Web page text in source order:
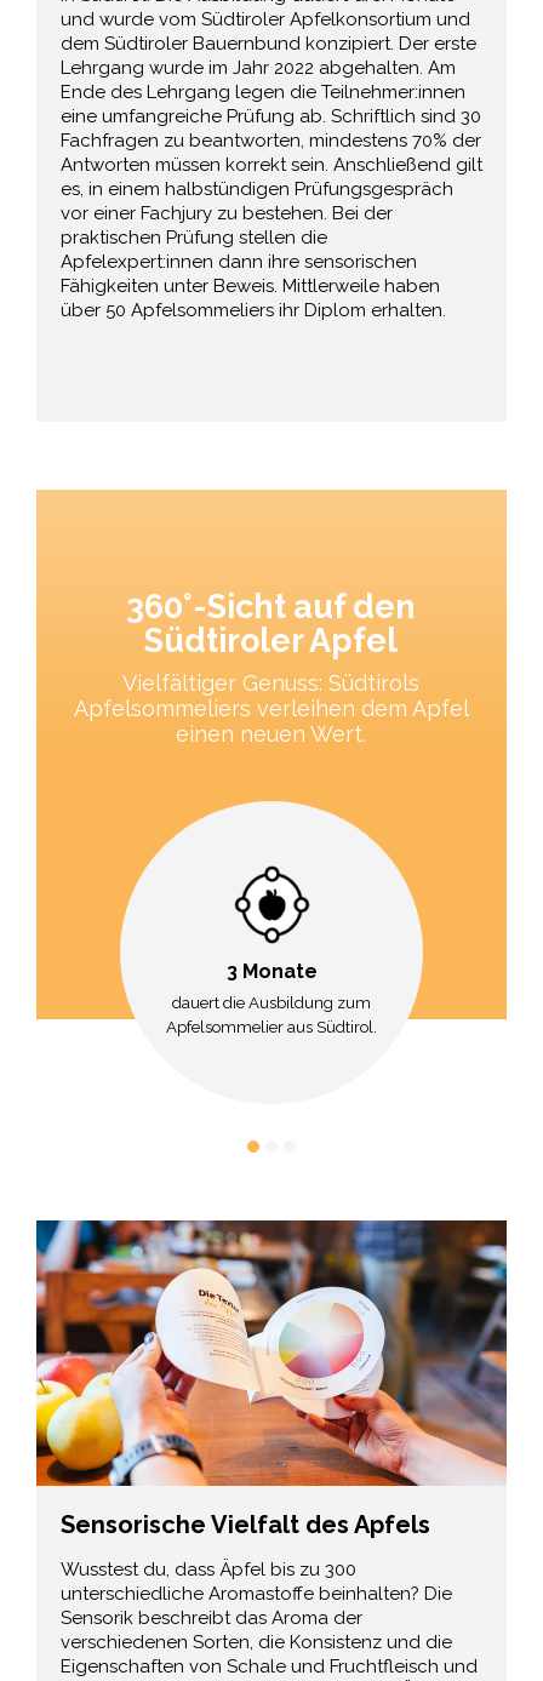
und wurde vom Südtiroler Apfelkonsortium und
dem Südtiroler Bauernbund konzipiert. Der erste
Lehrgang wurde im Jahr 2022 abgehalten. Am
Ende des Lehrgang legen die Teilnehmer:innen
eine umfangreiche Prüfung ab. Schriftlich sind 30
Fachfragen zu beantworten, mindestens 70% der
Antworten müssen korrekt sein. Anschließend gilt
es, in einem halbstündigen Prüfungsgespräch
vor einer Fachjury zu bestehen. Bei der
praktischen Prüfung stellen die
Apfelexpert:innen dann ihre sensorischen
Fähigkeiten unter Beweis. Mittlerweile haben
über 50 Apfelsommeliers ihr Diplom erhalten.
360°-Sicht auf den
Südtiroler Apfel
Vielfältiger Genuss: Südtirols
Apfelsommeliers verleihen dem Apfel
einen neuen Wert.
3 Monate
dauert die Ausbildung zum
Apfelsommelier aus Südtirol.
Sensorische Vielfalt des Apfels
Wusstest du, dass Äpfel bis zu 300
unterschiedliche Aromastoffe beinhalten? Die
Sensorik beschreibt das Aroma der
verschiedenen Sorten, die Konsistenz und die
Eigenschaften von Schale und Fruchtfleisch und